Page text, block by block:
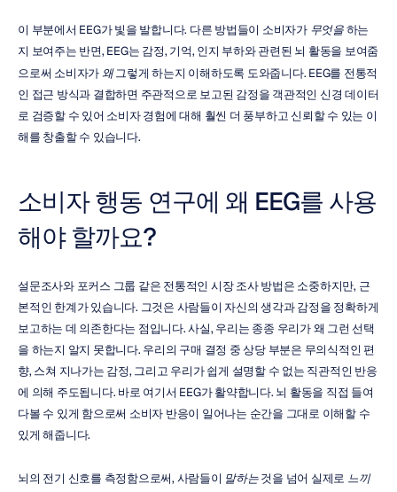
이 부분에서 EEG가 빛을 발합니다. 다른 방법들이 소비자가 무엇을 하는
지 보여주는 반면, EEG는 감정, 기억, 인지 부하와 관련된 뇌 활동을 보여줌
으로써 소비자가 왜 그렇게 하는지 이해하도록 도와줍니다. EEG를 전통적
인 접근 방식과 결합하면 주관적으로 보고된 감정을 객관적인 신경 데이터
로 검증할 수 있어 소비자 경험에 대해 훨씬 더 풍부하고 신뢰할 수 있는 이
해를 창출할 수 있습니다.
소비자 행동 연구에 왜 EEG를 사용
해야 할까요?
설문조사와 포커스 그룹 같은 전통적인 시장 조사 방법은 소중하지만, 근
본적인 한계가 있습니다. 그것은 사람들이 자신의 생각과 감정을 정확하게
보고하는 데 의존한다는 점입니다. 사실, 우리는 종종 우리가 왜 그런 선택
을 하는지 알지 못합니다. 우리의 구매 결정 중 상당 부분은 무의식적인 편
향, 스쳐 지나가는 감정, 그리고 우리가 쉽게 설명할 수 없는 직관적인 반응
에 의해 주도됩니다. 바로 여기서 EEG가 활약합니다. 뇌 활동을 직접 들여
다볼 수 있게 함으로써 소비자 반응이 일어나는 순간을 그대로 이해할 수
있게 해줍니다.
뇌의 전기 신호를 측정함으로써, 사람들이 말하는 것을 넘어 실제로 느끼